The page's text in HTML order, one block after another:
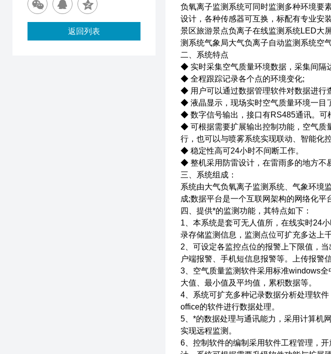
负氧离子监测系统可同时监测多种环境要
设计，各种传感器可互换，标配有专业安
景区旅游景点负离子在线监测系统LED大
测系统气象局大气负离子自动监测系统空
二、系统特点
◆ 实时采集空气质量环境数据，采集间隔
◆ 全程跟踪记录各个点的环境变化;
◆ 用户可以通过数据管理软件对数据进行
◆ 液晶显示，现场实时空气质量环境一目
◆ 数字信号输出，接口有RS485通讯。可
◆ 可根据需要扩展输出控制功能，空气质
行，也可以与喷雾系统实现联动、智能化控
◆ 稳定性高可24小时不间断工作。
◆ 整机采用防雷设计，在雷雨多的地方不
三、系统组成：
系统由大气负氧离子监测系统、气象环境
成;数据平台是一个互联网架构的网络化平
四、提供*的监测功能，其特点如下：
1、本系统是套可无人值所，在线实时24
录存储监测信息，监测点位可扩充多达上千
2、可设定各监控点位的报警上下限值，
户端报警、手机短信息报警等。上传报警
3、空气质量监测软件采用标准windows
大值、最小值及平均值，累积数据等。
4、系统可扩充多种记录数据分析处理软
office的软件进行数据处理。
5、*的数据处理与通讯能力，采用计算机
实现远程监测。
6、控制软件的编制采用软件工程管理，
返回列表